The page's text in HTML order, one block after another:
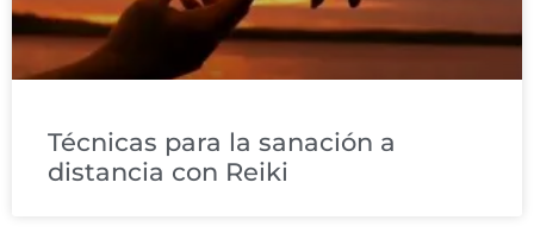
Técnicas para la sanación a
distancia con Reiki